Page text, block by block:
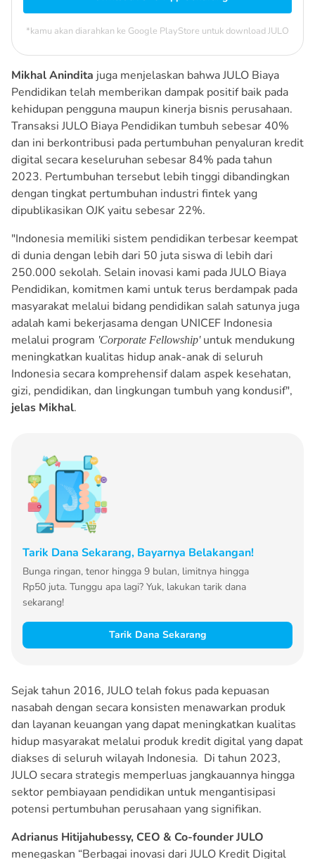
*kamu akan diarahkan ke Google PlayStore untuk download JULO
Mikhal Anindita juga menjelaskan bahwa JULO Biaya
Pendidikan telah memberikan dampak positif baik pada
kehidupan pengguna maupun kinerja bisnis perusahaan.
Transaksi JULO Biaya Pendidikan tumbuh sebesar 40%
dan ini berkontribusi pada pertumbuhan penyaluran kredit
digital secara keseluruhan sebesar 84% pada tahun
2023. Pertumbuhan tersebut lebih tinggi dibandingkan
dengan tingkat pertumbuhan industri fintek yang
dipublikasikan OJK yaitu sebesar 22%.
"Indonesia memiliki sistem pendidikan terbesar keempat
di dunia dengan lebih dari 50 juta siswa di lebih dari
250.000 sekolah. Selain inovasi kami pada JULO Biaya
Pendidikan, komitmen kami untuk terus berdampak pada
masyarakat melalui bidang pendidikan salah satunya juga
adalah kami bekerjasama dengan UNICEF Indonesia
melalui program 'Corporate Fellowship'untuk mendukung
meningkatkan kualitas hidup anak-anak di seluruh
Indonesia secara komprehensif dalam aspek kesehatan,
gizi, pendidikan, dan lingkungan tumbuh yang kondusif",
jelas Mikhal.
Tarik Dana Sekarang, Bayarnya Belakangan!
Bunga ringan, tenor hingga 9 bulan, limitnya hingga
Rp50 juta. Tunggu apa lagi? Yuk, lakukan tarik dana
sekarang!
Tarik Dana Sekarang
Sejak tahun 2016, JULO telah fokus pada kepuasan
nasabah dengan secara konsisten menawarkan produk
dan layanan keuangan yang dapat meningkatkan kualitas
hidup masyarakat melalui produk kredit digital yang dapat
diakses di seluruh wilayah Indonesia. Di tahun 2023,
JULO secara strategis memperluas jangkauannya hingga
sektor pembiayaan pendidikan untuk mengantisipasi
potensi pertumbuhan perusahaan yang signifikan.
Adrianus Hitijahubessy, CEO & Co-founder JULO
menegaskan “Berbagai inovasi dari JULO Kredit Digital